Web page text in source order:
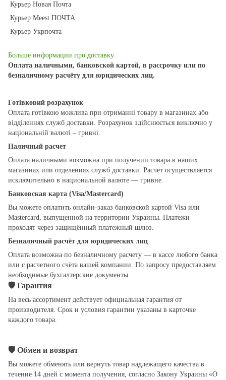
Курьер Новая Почта
Курьер Meest ПОЧТА
Курьер Укрпочта
Больше информации про доставку
Оплата наличными, банковской картой, в рассрочку или по
безналичному расчёту для юридических лиц.
Готівковий розрахунок
Оплата готівкою можлива при отриманні товару в магазинах або
відділеннях служб доставки. Розрахунок здійснюється виключно у
національній валюті – гривні.
Наличный расчет
Оплата наличными возможна при получении товара в наших
магазинах или отделениях служб доставки. Расчёт осуществляется
исключительно в национальной валюте — гривне.
Банковская карта (Visa/Mastercard)
Вы можете оплатить онлайн-заказ банковской картой Visa или
Mastercard, выпущенной на территории Украины. Платежи
проходят через защищённый платежный шлюз.
Безналичный расчёт для юридических лиц
Оплата возможна по безналичному расчету — в кассе любого банка
или с расчетного счёта вашей компании. По запросу предоставляем
необходимые бухгалтерские документы.
🛡 Гарантия
На весь ассортимент действует официальная гарантия от
производителя. Срок и условия гарантии указаны в карточке
каждого товара.
🛡 Обмен и возврат
Вы можете обменять или вернуть товар надлежащего качества в
течение 14 дней с момента получения, согласно Закону Украины «О